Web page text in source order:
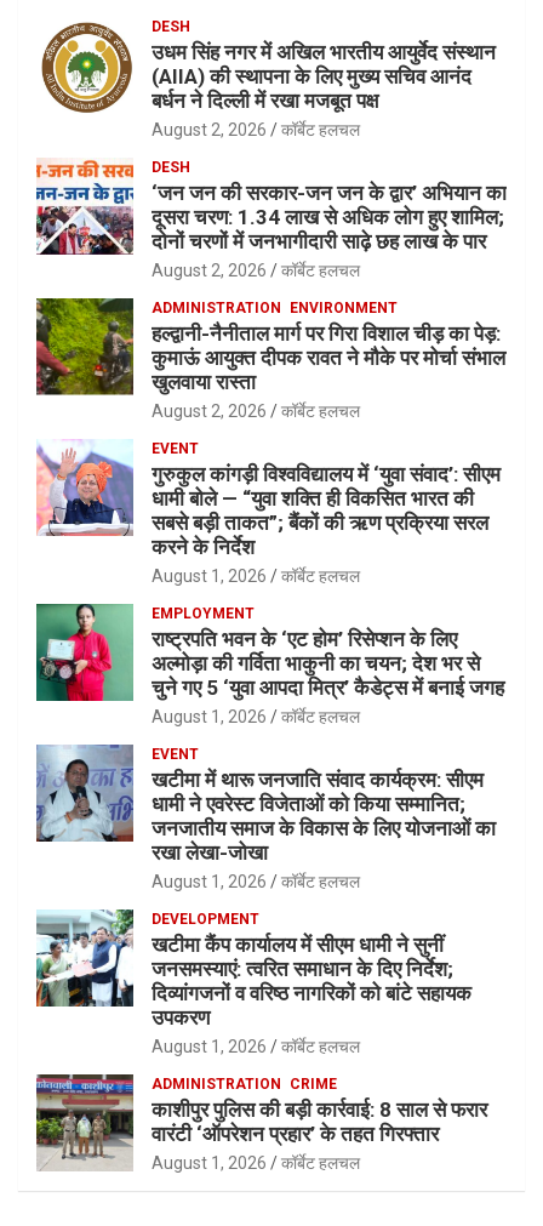
DESH
उधम सिंह नगर में अखिल भारतीय आयुर्वेद संस्थान
(AIIA) की स्थापना के लिए मुख्य सचिव आनंद
बर्धन ने दिल्ली में रखा मजबूत पक्ष
August 2, 2026 कॉर्बेट हलचल
DESH
‘जन जन की सरकार-जन जन के द्वार’ अभियान का
दूसरा चरण: 1.34 लाख से अधिक लोग हुए शामिल;
दोनों चरणों में जनभागीदारी साढ़े छह लाख के पार
August 2, 2026 कॉर्बेट हलचल
ADMINISTRATION ENVIRONMENT
हल्द्वानी-नैनीताल मार्ग पर गिरा विशाल चीड़ का पेड़:
कुमाऊं आयुक्त दीपक रावत ने मौके पर मोर्चा संभाल
खुलवाया रास्ता
August 2, 2026 कॉर्बेट हलचल
EVENT
गुरुकुल कांगड़ी विश्वविद्यालय में ‘युवा संवाद’: सीएम
धामी बोले — “युवा शक्ति ही विकसित भारत की
सबसे बड़ी ताकत”; बैंकों की ऋण प्रक्रिया सरल
करने के निर्देश
August 1, 2026 कॉर्बेट हलचल
EMPLOYMENT
राष्ट्रपति भवन के ‘एट होम’ रिसेप्शन के लिए
अल्मोड़ा की गर्विता भाकुनी का चयन; देश भर से
चुने गए 5 ‘युवा आपदा मित्र’ कैडेट्स में बनाई जगह
August 1, 2026 कॉर्बेट हलचल
EVENT
खटीमा में थारू जनजाति संवाद कार्यक्रम: सीएम
धामी ने एवरेस्ट विजेताओं को किया सम्मानित;
जनजातीय समाज के विकास के लिए योजनाओं का
रखा लेखा-जोखा
August 1, 2026 कॉर्बेट हलचल
DEVELOPMENT
खटीमा कैंप कार्यालय में सीएम धामी ने सुनीं
जनसमस्याएं: त्वरित समाधान के दिए निर्देश;
दिव्यांगजनों व वरिष्ठ नागरिकों को बांटे सहायक
उपकरण
August 1, 2026 कॉर्बेट हलचल
ADMINISTRATION CRIME
काशीपुर पुलिस की बड़ी कार्रवाई: 8 साल से फरार
वारंटी ‘ऑपरेशन प्रहार’ के तहत गिरफ्तार
August 1, 2026 कॉर्बेट हलचल